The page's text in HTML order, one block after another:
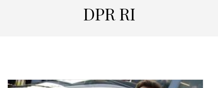
DPR RI